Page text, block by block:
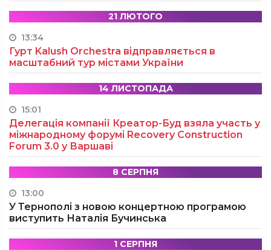
21 ЛЮТОГО
13:34
Гурт Kalush Orchestra відправляється в
масштабний тур містами України
14 ЛИСТОПАДА
15:01
Делегація компанії Креатор-Буд взяла участь у
міжнародному форумі Recovery Construction
Forum 3.0 у Варшаві
8 СЕРПНЯ
13:00
У Тернополі з новою концертною програмою
виступить Наталія Бучинська
1 СЕРПНЯ